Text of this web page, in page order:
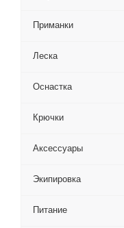
Приманки
Леска
Оснастка
Крючки
Аксессуары
Экипировка
Питание